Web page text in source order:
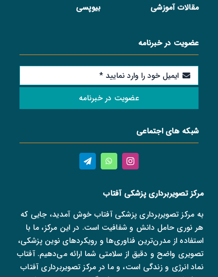
مقالات آموزشی
بیوپسی
عضویت در خبرنامه
عضویت در خبرنامه
شبکه های اجتماعی
مرکز تصویربرداری پزشکی آفتاب
به مرکز تصویربرداری پزشکی آفتاب خوش آمدید، جایی که
هر نوری حامل دانش و شفافیت است. در این مرکز، ما با
استفاده از مدرن‌ترین فناوری‌ها و رویکردهای نوین پزشکی،
تصویری واضح و دقیق از سلامتی شما ارائه می‌دهیم. آفتاب
نماد انرژی و زندگی است، و ما در مرکز تصویربرداری آفتاب